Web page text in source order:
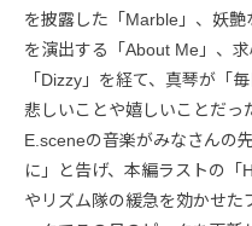
を披露した「Marble」、妖
を演出する「About Me」、
「Dizzy」を経て、真琴が「
悲しいことや嬉しいことだっ
E.sceneの音楽がみなさんの
に」と告げ、本編ラストの「
やリズム隊の緩急を効かせた